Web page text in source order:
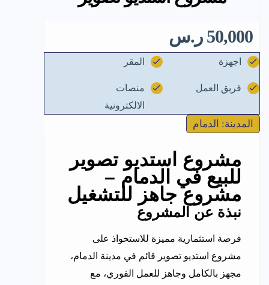
50,000 ر.س
اجهزة المقر
فريق العمل
منصات
الالكترونية
المدينة: الدمام
مشروع استديو تصوير
للبيع في الدمام –
مشروع جاهز للتشغيل
نبذة عن المشروع
فرصة استثمارية مميزة للاستحواذ على
مشروع استديو تصوير قائم في مدينة الدمام،
مجهز بالكامل وجاهز للعمل الفوري، مع